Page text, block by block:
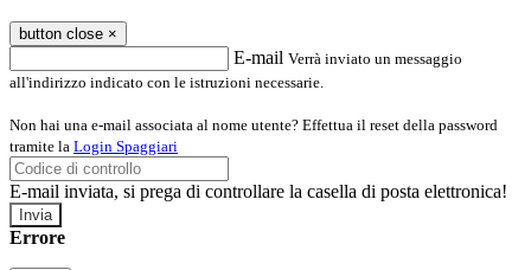
button close ×
E-mail Verrà inviato un messaggio
all'indirizzo indicato con le istruzioni necessarie.
Non hai una e-mail associata al nome utente? Effettua il reset della password
tramite la Login Spaggiari
E-mail inviata, si prega di controllare la casella di posta elettronica!
Errore